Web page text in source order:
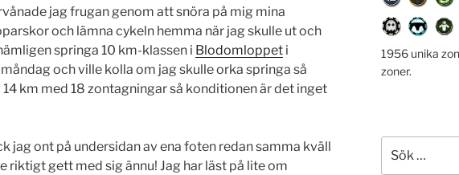
jag frugan genom att snöra på mig mina
och lämna cykeln hemma när jag skulle ut och
springa 10 km-klassen i Blodomloppet i
och ville kolla om jag skulle orka springa så
14 km med 18 zontagningar så konditionen är det inget
jag ont på undersidan av ena foten redan samma kväll
riktigt gett med sig ännu! Jag har läst på lite om
1956 unika
zoner.
efter: